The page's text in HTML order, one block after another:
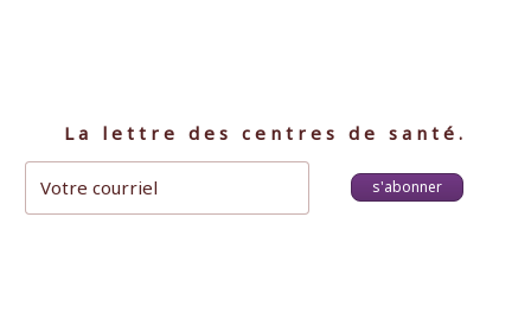
La lettre des centres de santé.
s'abonner